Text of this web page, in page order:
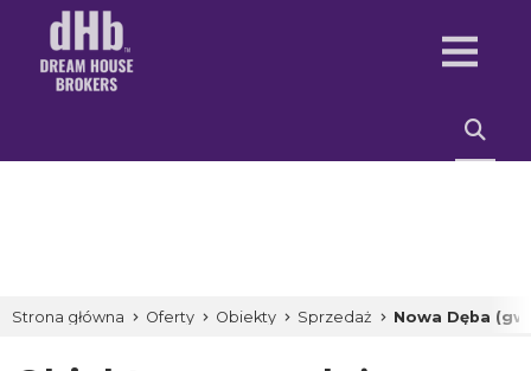
Strona główna Oferty Obiekty Sprzedaż Nowa Dęba